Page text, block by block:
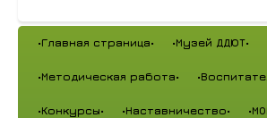
•Главная страница• •Музей ДДЮТ•
•Методическая работа•
•Конкурсы• •Наставничество•